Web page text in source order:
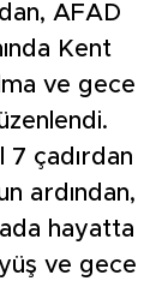
AFAD
Kent
ve gece
çadırdan
ardından,
hayatta
ve gece